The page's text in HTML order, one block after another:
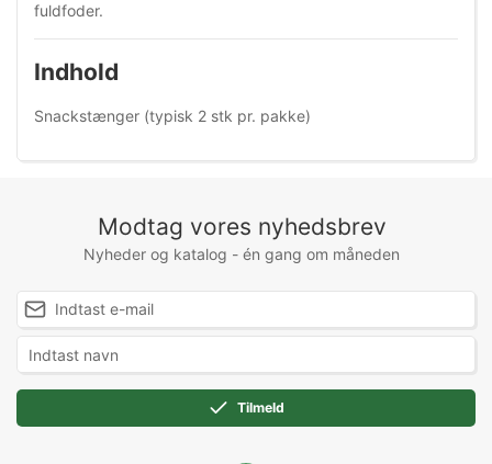
fuldfoder.
Indhold
Snackstænger (typisk 2 stk pr. pakke)
Modtag vores nyhedsbrev
Nyheder og katalog - én gang om måneden
Tilmeld